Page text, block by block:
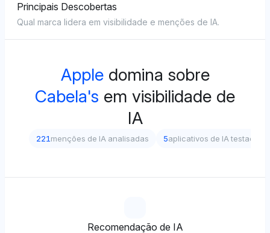
Principais Descobertas
Qual marca lidera em visibilidade e menções de IA.
Apple domina sobre
Cabela's em visibilidade de
IA
221 menções de IA analisadas 5aplicativos de IA testados
Recomendação de IA